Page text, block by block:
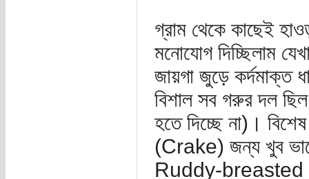
গ্রাম থেকে কাছেই
মনোযোগ দিচ্ছিলাম
জায়গা জুড়ে কর্দমাক্ত
বিশাল সব গরুর দল
হতে দিচ্ছে না)।
(Crake) জন্য খুব
Ruddy-breasted